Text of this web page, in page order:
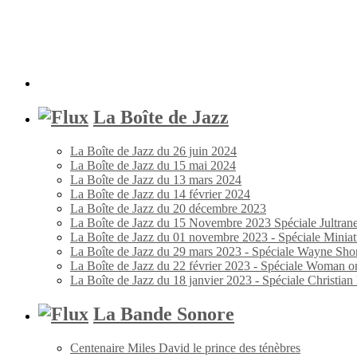
La Boîte de Jazz
La Boîte de Jazz du 26 juin 2024
La Boîte de Jazz du 15 mai 2024
La Boîte de Jazz du 13 mars 2024
La Boîte de Jazz du 14 février 2024
La Boîte de Jazz du 20 décembre 2023
La Boîte de Jazz du 15 Novembre 2023 Spéciale
La Boîte de Jazz du 01 novembre 2023 - Spéciale
La Boîte de Jazz du 29 mars 2023 - Spéciale Wayne
La Boîte de Jazz du 22 février 2023 - Spéciale Woman
La Boîte de Jazz du 18 janvier 2023 - Spéciale Christian
La Bande Sonore
Centenaire Miles David le prince des ténèbres